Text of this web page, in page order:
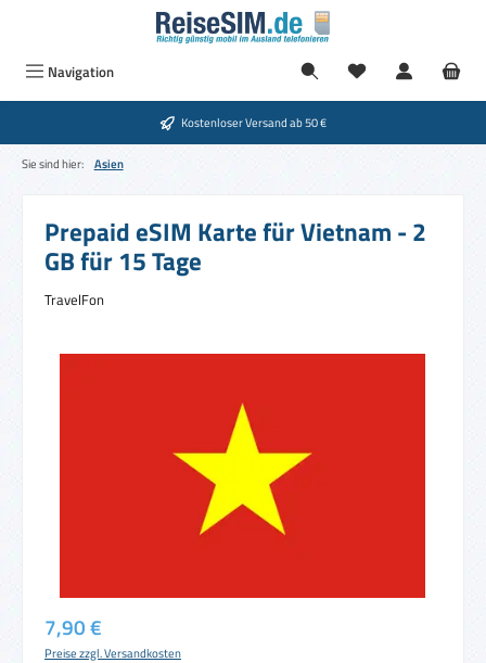
Zum Hauptinhalt springen
Navigation Du hast 0
Kostenloser Versand ab 50 €
Sie sind hier: Asien
Prepaid eSIM Karte für Vietnam - 2
GB für 15 Tage
TravelFon
Regulärer Preis:
7,90 €
Preise zzgl. Versandkosten